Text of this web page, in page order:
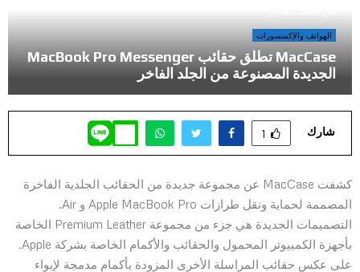
الهواتف والإكسسورات
MacCase تطلق حقائب MacBook Pro Messenger
الجديدة المصنوعة من الجلد الفاخر
شارك 1
كشفت MacCase عن مجموعة جديدة من الحقائب الجلدية الفاخرة
التصميمات الجديدة هي جزء من مجموعة Premium Leather الخاصة
على عكس حقائب المراسلة الأخرى المزودة بأكمام مدمجة لإيواء